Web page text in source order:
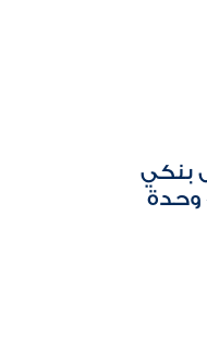
بنكي
وحدة